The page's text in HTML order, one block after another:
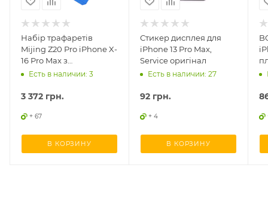
Набір трафаретів
Mijing Z20 Pro iPhone X-
16 Pro Max з
платформою
Есть в наличии: 3
3 372 грн.
+ 67
В КОРЗИНУ
Стикер дисплея для
iPhone 13 Pro Max,
Service оригінал
Есть в наличии: 27
92 грн.
+ 4
В КОРЗИНУ